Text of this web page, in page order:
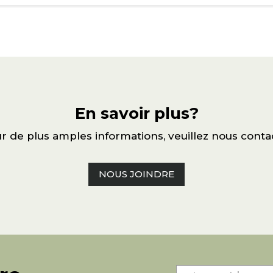
En savoir plus?
de plus amples informations, veuillez nous
NOUS JOINDRE